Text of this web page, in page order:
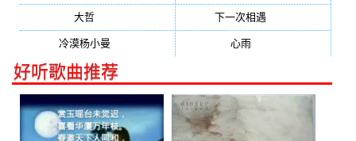
大哲 下一次相遇
冷漠杨小曼 心雨(232)
好听歌曲推荐